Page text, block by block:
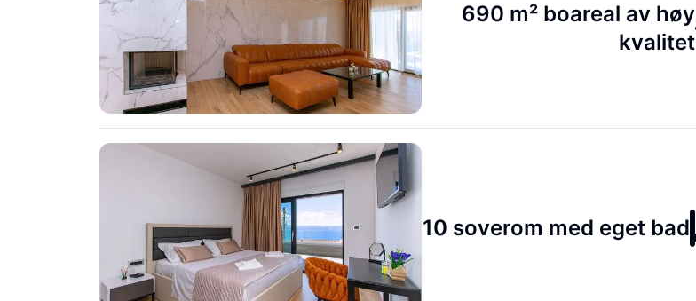
690 m² boareal av høy
kvalitet
10 soverom med eget bad